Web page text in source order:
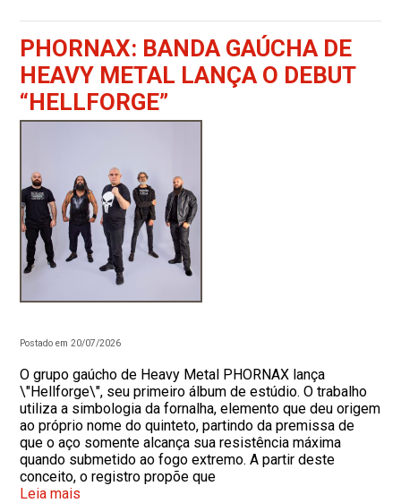
PHORNAX: BANDA GAÚCHA DE
HEAVY METAL LANÇA O DEBUT
“HELLFORGE”
Postado em 20/07/2026
O grupo gaúcho de Heavy Metal PHORNAX lança
\"Hellforge\", seu primeiro álbum de estúdio. O trabalho
utiliza a simbologia da fornalha, elemento que deu origem
ao próprio nome do quinteto, partindo da premissa de
que o aço somente alcança sua resistência máxima
quando submetido ao fogo extremo. A partir deste
conceito, o registro propõe que
Leia mais